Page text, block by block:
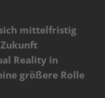
mittelfristig
Reality in
größere Rolle